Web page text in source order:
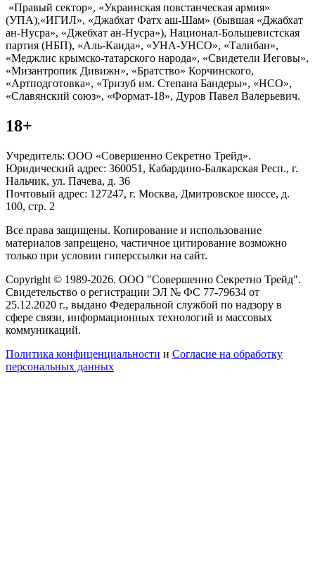
«Правый сектор», «Украинская повстанческая армия»
(УПА),«ИГИЛ», «Джабхат Фатх аш-Шам» (бывшая «Джабхат
ан-Нусра», «Джебхат ан-Нусра»), Национал-Большевистская
партия (НБП), «Аль-Каида», «УНА-УНСО», «Талибан»,
«Меджлис крымско-татарского народа», «Свидетели Иеговы»,
«Мизантропик Дивижн», «Братство» Корчинского,
«Артподготовка», «Тризуб им. Степана Бандеры», «НСО»,
«Славянский союз», «Формат-18», Дуров Павел Валерьевич.
18+
Учредитель: ООО «Совершенно Секретно Трейд».
Юридический адрес: 360051, Кабардино-Балкарская Респ., г.
Нальчик, ул. Пачева, д. 36
Почтовый адрес: 127247, г. Москва, Дмитровское шоссе, д.
100, стр. 2
Все права защищены. Копирование и использование
материалов запрещено, частичное цитирование возможно
только при условии гиперссылки на сайт.
Copyright © 1989-2026. ООО "Совершенно Секретно Трейд".
Свидетельство о регистрации ЭЛ № ФС 77-79634 от
25.12.2020 г., выдано Федеральной службой по надзору в
сфере связи, информационных технологий и массовых
коммуникаций.
Политика конфиценциальности и Согласие на обработку
персональных данных